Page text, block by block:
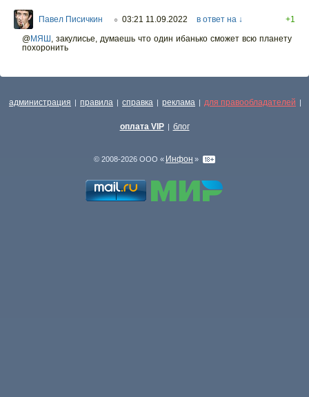
Павел Писичкин ○ 03:21 11.09.2022 в ответ на ↓
+1
@МЯШ закулисье, думаешь что один ибанько сможет всю планету
похоронить
администрация | правила | справка | реклама | для правообладателей |
оплата VIP | блог
© 2008-2026 ООО « Инфон »